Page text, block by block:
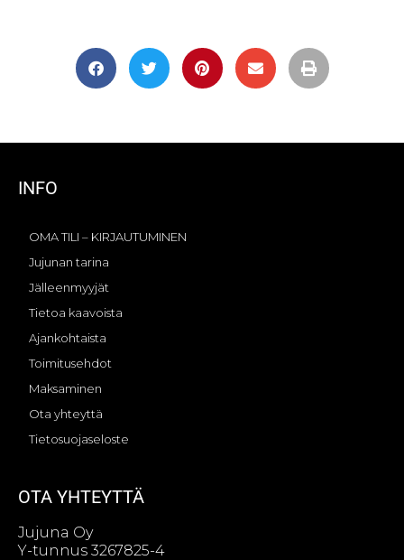
INFO
OMA TILI – KIRJAUTUMINEN
Jujunan tarina
Jälleenmyyjät
Tietoa kaavoista
Ajankohtaista
Toimitusehdot
Maksaminen
Ota yhteyttä
Tietosuojaseloste
OTA YHTEYTTÄ
Jujuna Oy
Y-tunnus 3267825-4